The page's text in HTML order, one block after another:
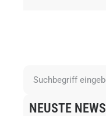
NEUSTE NEWS